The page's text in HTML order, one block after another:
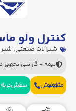
کنترل ولو
شیرآلات صنعتی, شیر
بیمه + گارانتی
مشاوره فروش سفارش در بله